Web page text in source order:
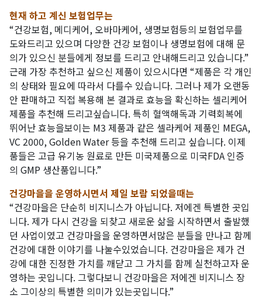
현재 하고 계신 보험업무는
“건강보험, 메디케어, 오바마케어, 생명보험등의 보험업무를
도와드리고 있으며 다양한 건강 보험이나 생명보험에 대해 문
의가 있으신 분들에게 정보를 드리고 안내해드리고 있습니다.”
근래 가장 추천하고 싶으신 제품이 있으시다면 “제품은 각 개인
의 상태와 필요에 따라서 다를수 있습니다. 그러나 제가 오랜동
안 판매하고 직접 복용해 본 결과로 효능을 확신하는 셀리케어
제품을 추천해 드리고싶습니다. 특히 혈액해독과 기력회복에
뛰어난 효능을보이는 M3 제품과 같은 셀라케어 제품인 MEGA,
VC 2000, Golden Water 등을 추천해 드리고 싶습니다. 이제
품들은 고급 유기농 원료로 만든 미국제품으로 미국FDA 인증
의 GMP 생산품입니다.”
건강마을을 운영하시면서 제일 보람 되었을때는
“건강마을은 단순히 비지니스가 아닙니다. 저에겐 특별한 곳입
니다. 제가 다시 건강을 되찾고 새로운 삶을 시작하면서 출발했
던 사업이였고 건강마을을 운영하면서많은 분들을 만나고 함께
건강에 대한 이야기를 나눌수있었습니다. 건강마을은 제가 건
강에 대한 진정한 가치를 깨닫고 그 가치를 함께 실천하고자 운
영하는 곳입니다. 그렇다보니 건강마을은 저에겐 비지니스 장
소 그이상의 특별한 의미가 있는곳입니다.”